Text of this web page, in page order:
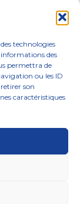
technologies
informations des
permettra de
ou les ID
son
caractéristiques
de plus
NOUS